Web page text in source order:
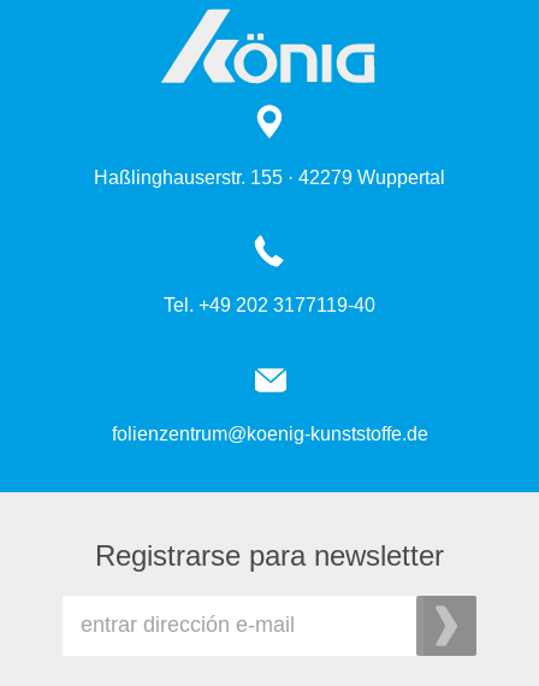
Haßlinghauserstr. 155 · 42279 Wuppertal
Tel. +49 202 3177119-40
folienzentrum@koenig-kunststoffe.de
Registrarse para newsletter